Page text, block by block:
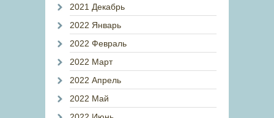
2021 Декабрь
2022 Январь
2022 Февраль
2022 Март
2022 Апрель
2022 Май